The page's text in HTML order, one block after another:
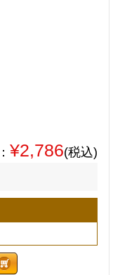
¥2,786(税込)